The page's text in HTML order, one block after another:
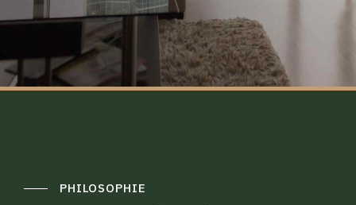
PHILOSOPHIE